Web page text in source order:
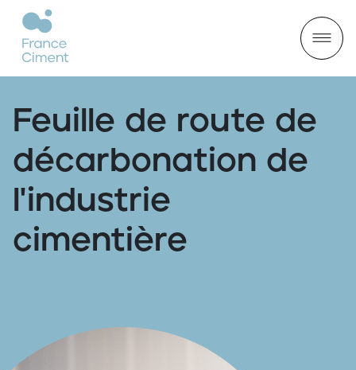
Feuille de route de
décarbonation de
l'industrie
cimentière